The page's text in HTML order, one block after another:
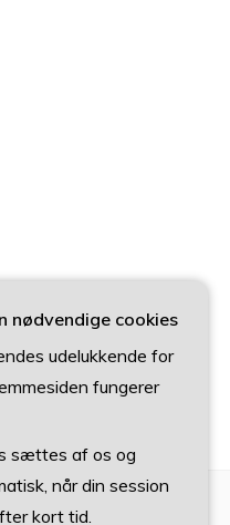
nødvendige cookies
udelukkende for
fungerer
sættes af os og
når din session
kort tid.